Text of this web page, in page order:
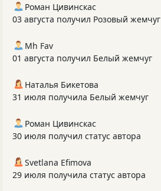
Роман Цивинскас
03 августа получил Розовый жемчуг
Mh Fav
01 августа получил Белый жемчуг
Наталья Бикетова
31 июля получила Белый жемчуг
Роман Цивинскас
30 июля получил статус автора
Svetlana Efimova
29 июля получила статус автора